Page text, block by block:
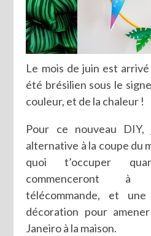
Le mois de juin est
été brésilien sous le
couleur, et de la chaleur !
Pour ce nouveau
alternative à la coupe du
quoi t’occuper
commenceront à
télécommande, et
décoration pour
Janeiro à la maison.